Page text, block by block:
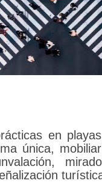
en
única,